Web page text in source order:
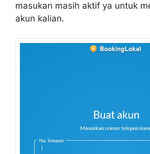
masukan masih aktif ya untuk
akun kalian.